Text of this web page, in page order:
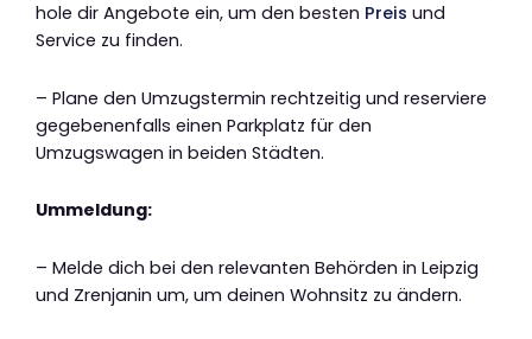
hole dir Angebote ein, um den besten Preis und
Service zu finden.
– Plane den Umzugstermin rechtzeitig und reserviere
gegebenenfalls einen Parkplatz für den
Umzugswagen in beiden Städten.
Ummeldung:
– Melde dich bei den relevanten Behörden in Leipzig
und Zrenjanin um, um deinen Wohnsitz zu ändern.